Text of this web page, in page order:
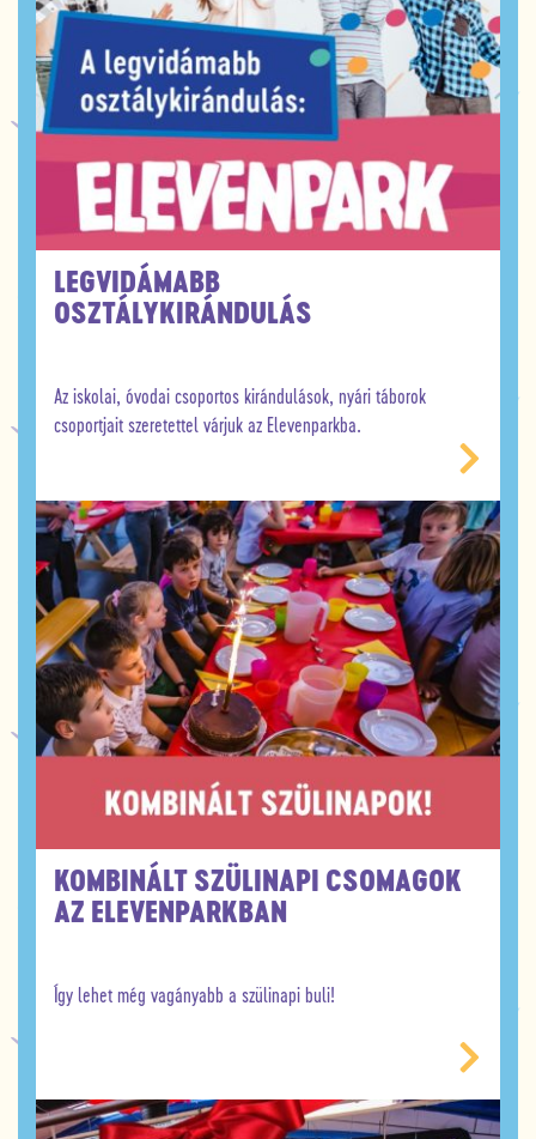
LEGVIDÁMABB
OSZTÁLYKIRÁNDULÁS
Az iskolai, óvodai csoportos kirándulások, nyári táborok
csoportjait szeretettel várjuk az Elevenparkba.
KOMBINÁLT SZÜLINAPI CSOMAGOK
AZ ELEVENPARKBAN
Így lehet még vagányabb a szülinapi buli!